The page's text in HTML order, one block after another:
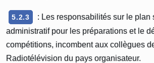
5.2.3
: Les responsabilités sur le plan
administratif pour les préparations et le
compétitions, incombent aux collègues
Radiotélévision du pays organisateur.